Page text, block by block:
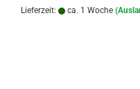
Lieferzeit: ca. 1 Woche